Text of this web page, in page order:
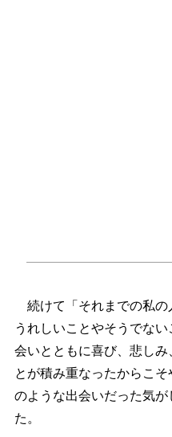
続けて「それまでの私の
うれしいことやそうでな
会いとともに喜び、悲し
とが積み重なったからこ
のような出会いだった気
た。